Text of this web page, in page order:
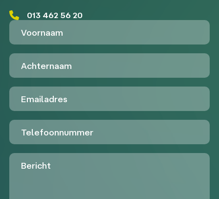
013 462 56 20
Voornaam
Achternaam
Emailadres
Telefoon
Untitled